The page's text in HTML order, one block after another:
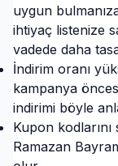
uygun
ihtiyaç listenize
vadede daha
İndirim oranı
kampanya
indirimi böyle
Kupon kodlarını
Ramazan